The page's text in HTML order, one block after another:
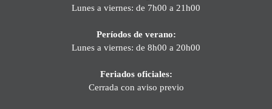
Lunes a viernes: de 7h00 a 21h00
Períodos de verano:
Lunes a viernes: de 8h00 a 20h00
Feriados oficiales:
Cerrada con aviso previo